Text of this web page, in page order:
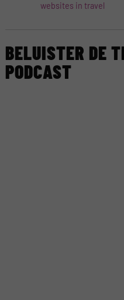
websites in travel
BELUISTER DE
PODCAST